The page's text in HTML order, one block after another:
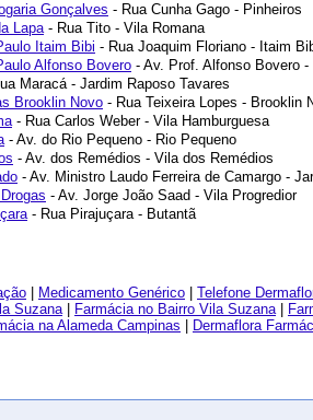
Gonçalves - Rua Cunha Gago - Pinheiros
Lapa- Rua Tito - Vila Romana
Itaim Bibi - Rua Joaquim Floriano - Itaim
Alfonso Bovero - Av. Prof. Alfonso Bovero -
Maracá - Jardim Raposo Tavares
Brooklin Novo - Rua Teixeira Lopes - Brooklin
- Rua Carlos Weber - Vila Hamburguesa
- Av. do Rio Pequeno - Rio Pequeno
- Av. dos Remédios - Vila dos Remédios
- Av. Ministro Laudo Ferreira de Camargo -
- Av. Jorge João Saad - Vila Progredior
- Rua Pirajuçara - Butantã
Medicamento Genérico Telefone
Suzana| Farmácia no Bairro Vila Suzana|
na Alameda Campinas
Dermaflora